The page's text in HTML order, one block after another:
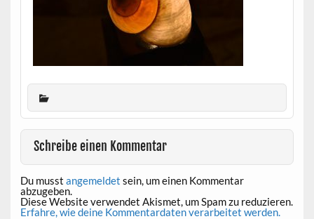
Schreibe einen Kommentar
Du musst angemeldet sein, um einen Kommentar
abzugeben.
Diese Website verwendet Akismet, um Spam zu reduzieren.
Erfahre, wie deine Kommentardaten verarbeitet werden.